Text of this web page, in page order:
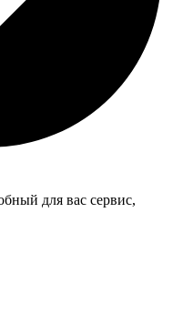
для вас сервис,